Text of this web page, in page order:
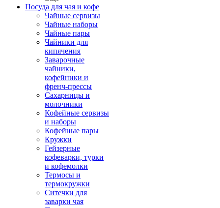
Посуда для чая и кофе
Чайные сервизы
Чайные наборы
Чайные пары
Чайники для
кипячения
Заварочные
чайники,
кофейники и
френч-прессы
Сахарницы и
молочники
Кофейные сервизы
и наборы
Кофейные пары
Кружки
Гейзерные
кофеварки, турки
и кофемолки
Термосы и
термокружки
Ситечки для
заварки чая